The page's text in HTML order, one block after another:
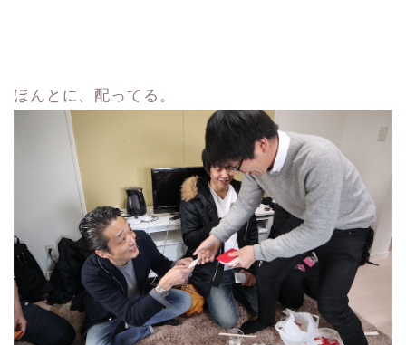
ほんとに、配ってる。